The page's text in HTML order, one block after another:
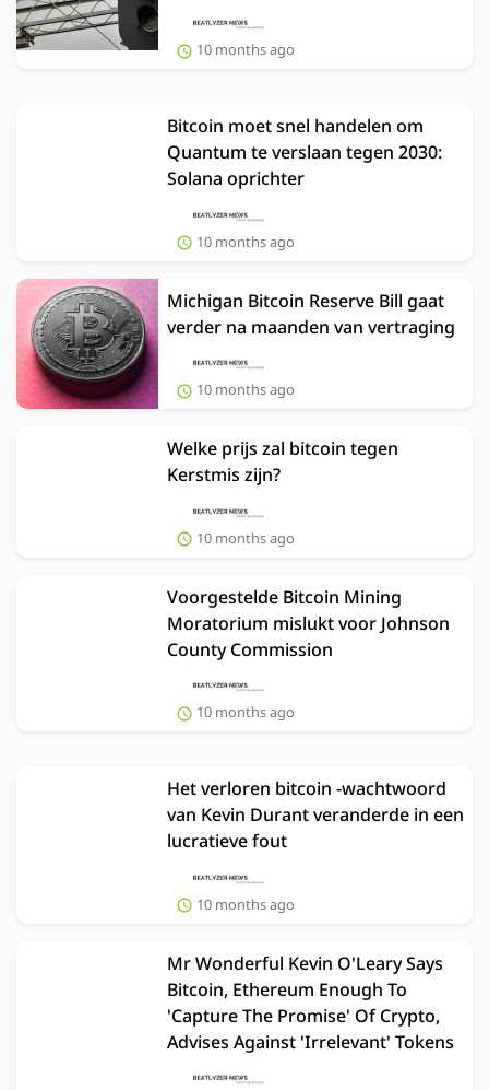
10 months ago
Bitcoin moet snel handelen om
Quantum te verslaan tegen 2030:
Solana oprichter
10 months ago
Michigan Bitcoin Reserve Bill gaat
verder na maanden van vertraging
10 months ago
Welke prijs zal bitcoin tegen
Kerstmis zijn?
10 months ago
Voorgestelde Bitcoin Mining
Moratorium mislukt voor Johnson
County Commission
10 months ago
Het verloren bitcoin -wachtwoord
van Kevin Durant veranderde in een
lucratieve fout
10 months ago
Mr Wonderful Kevin O'Leary Says
Bitcoin, Ethereum Enough To
'Capture The Promise' Of Crypto,
Advises Against 'Irrelevant' Tokens